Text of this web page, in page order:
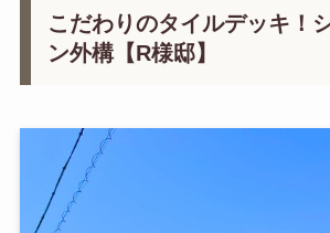
こだわりのタイルデッキ！
ン外構【R様邸】